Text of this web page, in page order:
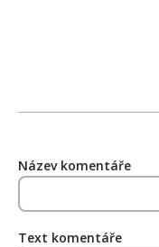
Název komentáře
Text komentáře